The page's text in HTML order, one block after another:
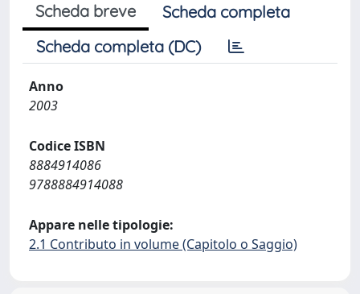
Scheda breve
Scheda completa
Scheda completa (DC)
Anno
2003
Codice ISBN
8884914086
9788884914088
Appare nelle tipologie:
2.1 Contributo in volume (Capitolo o Saggio)